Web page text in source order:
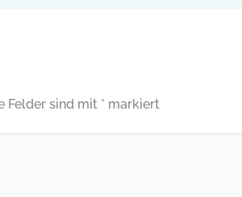
Felder sind mit * markiert